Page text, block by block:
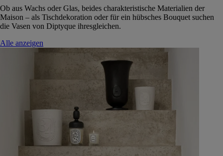
Ob aus Wachs oder Glas, beides charakteristische Materialien der
Maison – als Tischdekoration oder für ein hübsches Bouquet suchen
die Vasen von Diptyque ihresgleichen.
Alle anzeigen